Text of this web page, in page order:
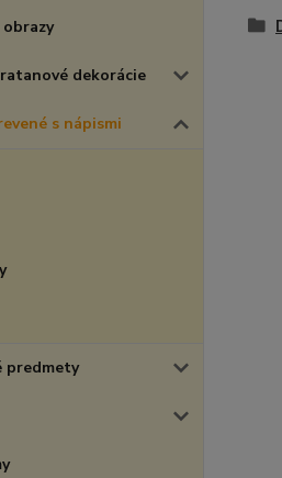
obrazy
dekorácie
s nápismi
predmety